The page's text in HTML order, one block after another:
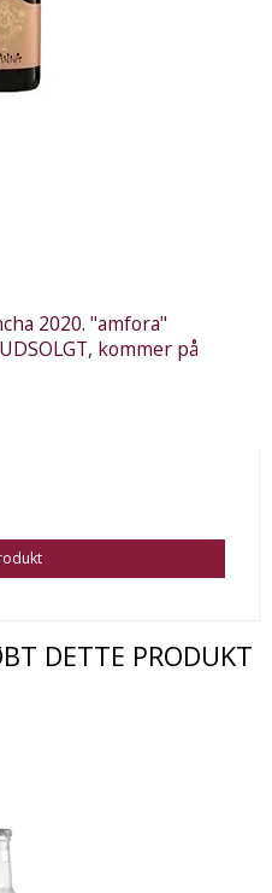
2020. "amfora"
kommer på
DETTE PRODUKT